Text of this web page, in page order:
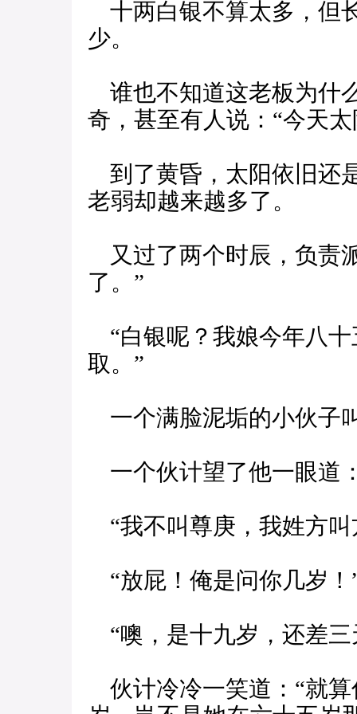
十两白银不算太多，但
少。
谁也不知道这老板为什
奇，甚至有人说：“今天
到了黄昏，太阳依旧还
老弱却越来越多了。
又过了两个时辰，负责
了。”
“白银呢？我娘今年八
取。”
一个满脸泥垢的小伙子
一个伙计望了他一眼道
“我不叫尊庚，我姓方叫
“放屁！俺是问你几岁！
“噢，是十九岁，还差三
伙计冷冷一笑道：“就